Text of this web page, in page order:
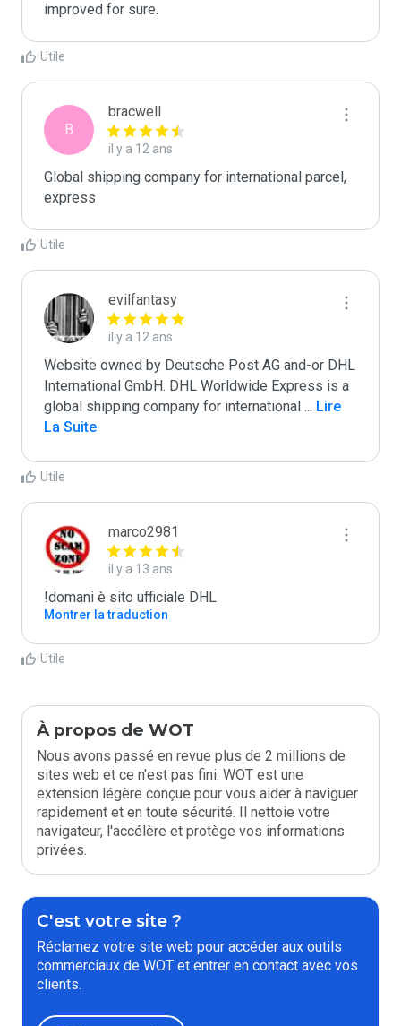
improved for sure.
Utile
B
bracwell
il y a 12 ans
Global shipping company for international parcel,
express
Utile
evilfantasy
il y a 12 ans
Website owned by Deutsche Post AG and-or DHL
International GmbH. DHL Worldwide Express is a
global shipping company for international ... Lire
La Suite
Utile
marco2981
il y a 13 ans
!domani è sito ufficiale DHL
Montrer la traduction
Utile
À propos de WOT
Nous avons passé en revue plus de 2 millions de
sites web et ce n'est pas fini. WOT est une
extension légère conçue pour vous aider à naviguer
rapidement et en toute sécurité. Il nettoie votre
navigateur, l'accélère et protège vos informations
privées.
C'est votre site ?
Réclamez votre site web pour accéder aux outils
commerciaux de WOT et entrer en contact avec vos
clients.